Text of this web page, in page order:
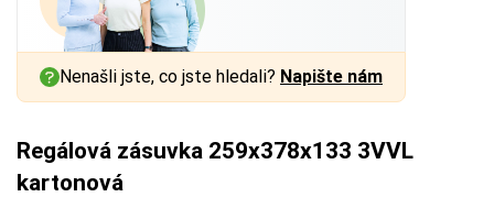
Nenašli jste, co jste hledali? Napište nám
Regálová zásuvka 259x378x133 3VVL
kartonová